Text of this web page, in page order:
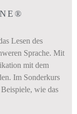
Lesen des
Sprache. Mit
mit dem
Im Sonderkurs
wie das